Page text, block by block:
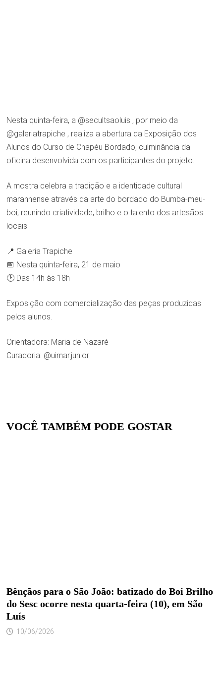
Nesta quinta-feira, a @secultsaoluis , por meio da
@galeriatrapiche , realiza a abertura da Exposição dos
Alunos do Curso de Chapéu Bordado, culminância da
oficina desenvolvida com os participantes do projeto.
A mostra celebra a tradição e a identidade cultural
maranhense através da arte do bordado do Bumba-meu-
boi, reunindo criatividade, brilho e o talento dos artesãos
locais.
📍 Galeria Trapiche
📅 Nesta quinta-feira, 21 de maio
🕑 Das 14h às 18h
Exposição com comercialização das peças produzidas
pelos alunos.
Orientadora: Maria de Nazaré
Curadoria: @uimar.junior
VOCÊ TAMBÉM PODE GOSTAR
Bênçãos para o São João: batizado do Boi Brilho
do Sesc ocorre nesta quarta-feira (10), em São
Luís
10/06/2026